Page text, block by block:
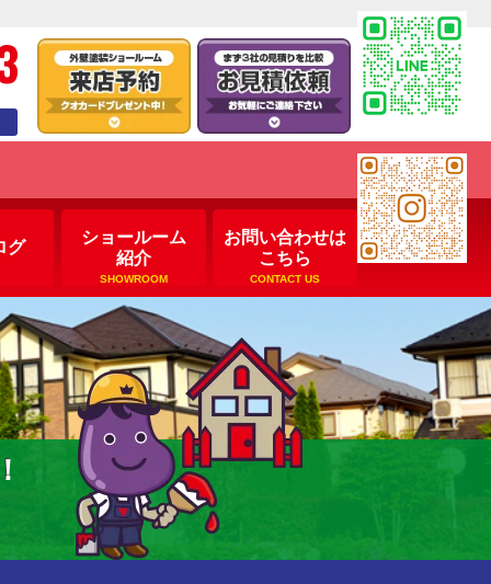
グ
ショールーム
紹介
SHOWROOM
お問い合わせは
こちら
CONTACT US